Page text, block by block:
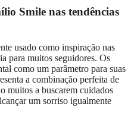
Smile nas tendências
usado como inspiração nas
para muitos seguidores. Os
como um parâmetro para suas
a combinação perfeita de
muitos a buscarem cuidados
um sorriso igualmente